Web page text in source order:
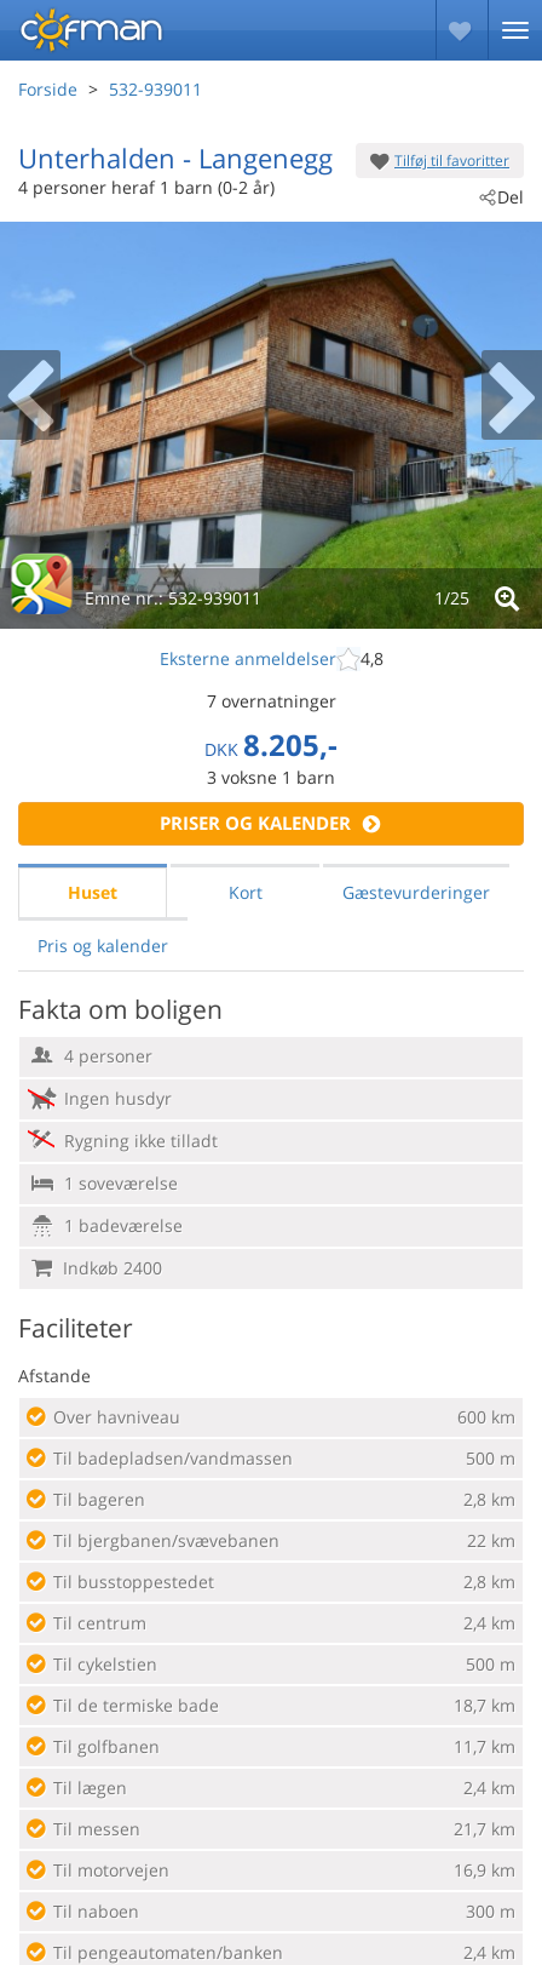
Forside 532-939011
Tilføj til favoritter
Del
Unterhalden
- 6941
- Langenegg
4 personer heraf 1 barn (0-2 år)
Emne nr.:532-939011 1/25
Eksterne anmeldelser
4,8
7 overnatninger
DKK 8.205,-
3 voksne 1 barn
PRISER OG KALENDER
Huset Kort Gæstevurderinger
Pris og kalender
Fakta om boligen
4 personer
Ingen husdyr
Rygning ikke tilladt
1 soveværelse
1 badeværelse
Indkøb 2400
Faciliteter
Afstande
Over havniveau
600 km
Til badepladsen/vandmassen
500 m
Til bageren
2,8 km
Til bjergbanen/svævebanen
22 km
Til busstoppestedet
2,8 km
Til centrum
2,4 km
Til cykelstien
500 m
Til de termiske bade
18,7 km
Til golfbanen
11,7 km
Til lægen
2,4 km
Til messen
21,7 km
Til motorvejen
16,9 km
Til naboen
300 m
Til pengeautomaten/banken
2,4 km